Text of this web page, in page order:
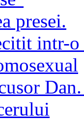
presei.
intr-